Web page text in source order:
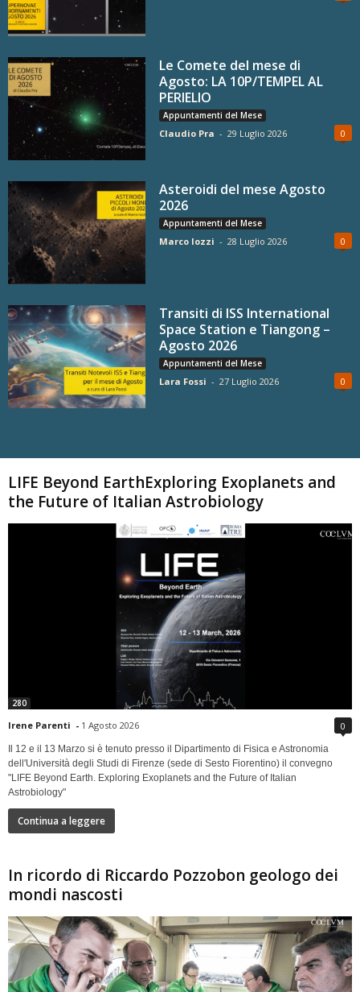
Le Comete del mese di
Agosto: LA 10P/TEMPEL AL
PERIELIO
Appuntamenti del Mese
Claudio Pra - 29 Luglio 2026 0
Asteroidi del mese Agosto
2026
Appuntamenti del Mese
Marco Iozzi - 28 Luglio 2026 0
Transiti di ISS International
Space Station e Tiangong –
Agosto 2026
Appuntamenti del Mese
Lara Fossi - 27 Luglio 2026 0
LIFE Beyond EarthExploring Exoplanets and
the Future of Italian Astrobiology
280
Irene Parenti - 1 Agosto 2026 0
Il 12 e il 13 Marzo si è tenuto presso il Dipartimento di Fisica e Astronomia
dell'Università degli Studi di Firenze (sede di Sesto Fiorentino) il convegno
"LIFE Beyond Earth. Exploring Exoplanets and the Future of Italian
Astrobiology"
Continua a leggere
In ricordo di Riccardo Pozzobon geologo dei
mondi nascosti